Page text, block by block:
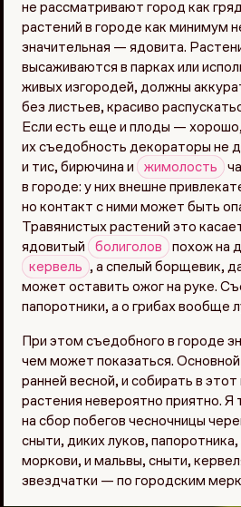
не рассматривают город как
растений в городе как минимум
значительная — ядовита.
высаживаются в парках или
живых изгородей, должны
без листьев, красиво
Если есть еще и плоды —
их съедобность декораторы не
и тис, бирючина и
жимолость
в городе: у них внешне
но контакт с ними может быть
Травянистых растений это
ядовитый
болиголов
похож на
кервель
, а спелый борщевик,
может оставить ожог на руке.
папоротники, а о грибах вообще
При этом съедобного в городе
чем может показаться. Основной
ранней весной, и собирать в
растения невероятно приятно. Я
на сбор побегов чесночницы
сныти, диких луков,
моркови, и мальвы, сныти,
звездчатки — по городским